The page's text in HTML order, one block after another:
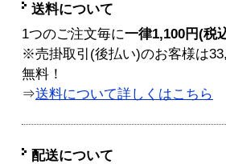
送料について
1つのご注文毎に一律1,100円(税
※売掛取引(後払い)のお客様は
無料！
⇒送料について詳しくはこちら
配送について